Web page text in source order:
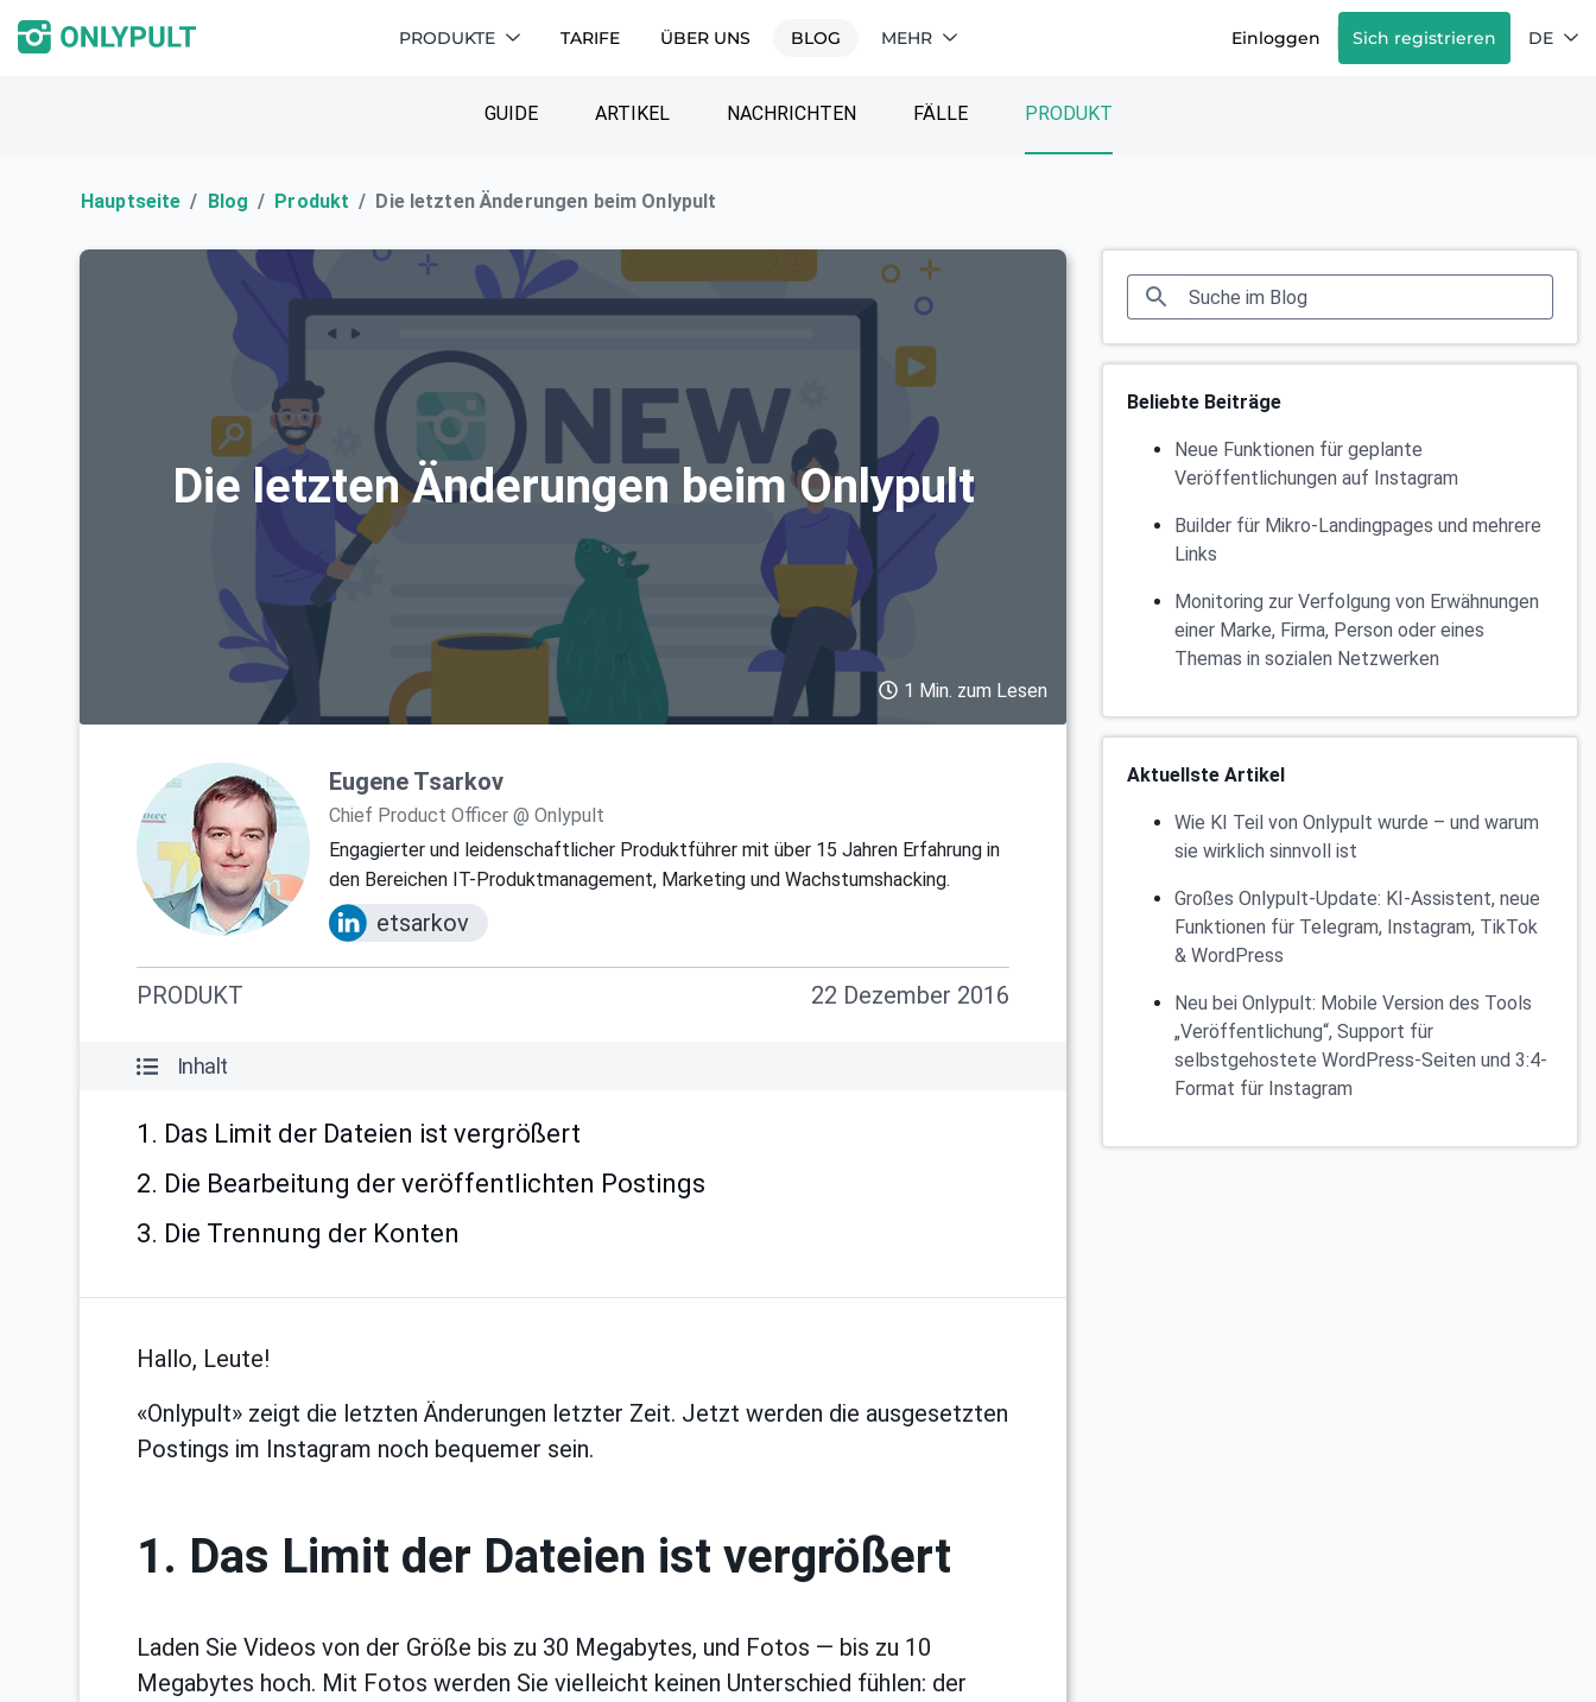
PRODUKTE TARIFE ÜBER UNS BLOG MEHR Einloggen Sich registrieren DE
GUIDE ARTIKEL NACHRICHTEN FÄLLE PRODUKT
Hauptseite Blog Produkt Die letzten Änderungen beim Onlypult
Die letzten Änderungen beim Onlypult
1 Min. zum Lesen
Eugene Tsarkov
Chief Product Officer @ Onlypult
Engagierter und leidenschaftlicher Produktführer mit über 15 Jahren Erfahrung in
den Bereichen IT-Produktmanagement, Marketing und Wachstumshacking.
etsarkov
PRODUKT 22 Dezember 2016
Inhalt
1. Das Limit der Dateien ist vergrößert
2. Die Bearbeitung der veröffentlichten Postings
3. Die Trennung der Konten
Hallo, Leute!
«Onlypult» zeigt die letzten Änderungen letzter Zeit. Jetzt werden die ausgesetzten
Postings im Instagram noch bequemer sein.
1. Das Limit der Dateien ist vergrößert
Laden Sie Videos von der Größe bis zu 30 Megabytes, und Fotos — bis zu 10
Megabytes hoch. Mit Fotos werden Sie vielleicht keinen Unterschied fühlen: der
Beliebte Beiträge
Neue Funktionen für geplante
Veröffentlichungen auf Instagram
Builder für Mikro-Landingpages und mehrere
Links
Monitoring zur Verfolgung von Erwähnungen
einer Marke, Firma, Person oder eines
Themas in sozialen Netzwerken
Aktuellste Artikel
Wie KI Teil von Onlypult wurde – und warum
sie wirklich sinnvoll ist
Großes Onlypult-Update: KI-Assistent, neue
Funktionen für Telegram, Instagram, TikTok
& WordPress
Neu bei Onlypult: Mobile Version des Tools
„Veröffentlichung“, Support für
selbstgehostete WordPress-Seiten und 3:4-
Format für Instagram